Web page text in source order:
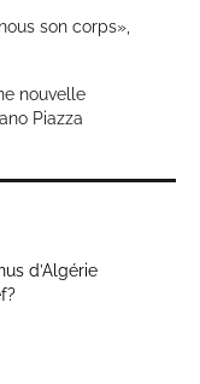
son corps»,
nouvelle
Piazza
d’Algérie